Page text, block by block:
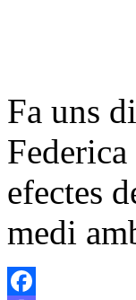
Fa uns
efectes
medi